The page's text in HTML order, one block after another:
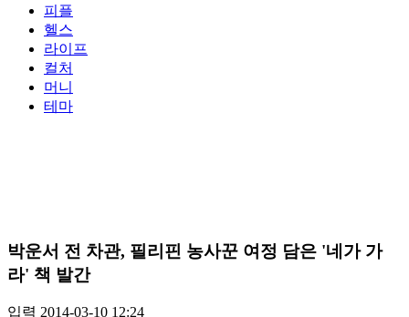
피플
헬스
라이프
컬처
머니
테마
박운서 전 차관, 필리핀 농사꾼 여정 담은 '네가 가
라' 책 발간
입력 2014-03-10 12:24